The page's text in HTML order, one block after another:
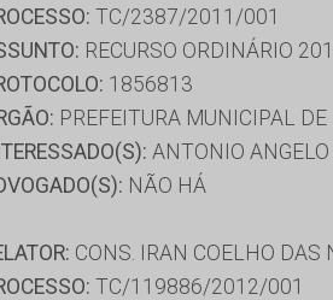
TC/2387/2011/001
RECURSO ORDINÁRIO
1856813
PREFEITURA MUNICIPAL
ANTONIO
NÃO HÁ
CONS. IRAN COELHO DAS
TC/119886/2012/001